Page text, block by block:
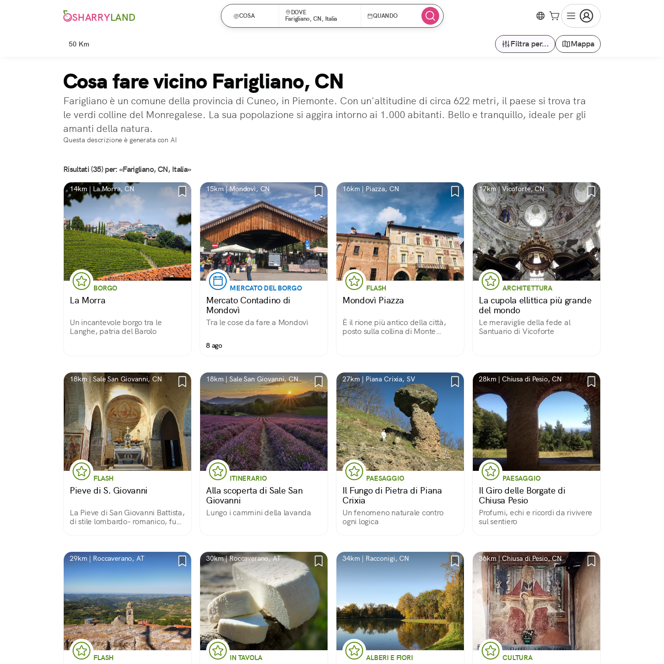
SHARRYLAND COSA
DOVE
Farigliano, CN, Italia
QUANDO
50 Km Filtra per... Mappa
Cosa fare vicino Farigliano, CN
Farigliano è un comune della provincia di Cuneo, in Piemonte. Con un'altitudine di circa 622 metri, il paese si trova tra
le verdi colline del Monregalese. La sua popolazione si aggira intorno ai 1.000 abitanti. Bello e tranquillo, ideale per gli
amanti della natura.
Questa descrizione è generata con AI
Risultati (35) per: «Farigliano, CN, Italia»
14km | La Morra, CN
BORGO
La Morra
Un incantevole borgo tra le
Langhe, patria del Barolo
15km | Mondovì, CN
MERCATO DEL BORGO
Mercato Contadino di
Mondovì
Tra le cose da fare a Mondovì
8 ago
16km | Piazza, CN
FLASH
Mondovì Piazza
È il rione più antico della città,
posto sulla collina di Monte
17km | Vicoforte, CN
ARCHITETTURA
La cupola ellittica più grande
del mondo
Le meraviglie della fede al
Santuario di Vicoforte
18km | Sale San Giovanni, CN
FLASH
Pieve di S. Giovanni
La Pieve di San Giovanni Battista,
di stile lombardo- romanico, fu
degli affreschi antichi.
18km | Sale San Giovanni, CN
ITINERARIO
Alla scoperta di Sale San
Giovanni
Lungo i cammini della lavanda
27km | Piana Crixia, SV
PAESAGGIO
Il Fungo di Pietra di Piana
Crixia
Un fenomeno naturale contro
ogni logica
28km | Chiusa di Pesio, CN
PAESAGGIO
Il Giro delle Borgate di
Chiusa Pesio
Profumi, echi e ricordi da rivivere
sul sentiero
29km | Roccaverano, AT
FLASH
30km | Roccaverano, AT
IN TAVOLA
34km | Racconigi, CN
ALBERI E FIORI
36km | Chiusa di Pesio, CN
CULTURA